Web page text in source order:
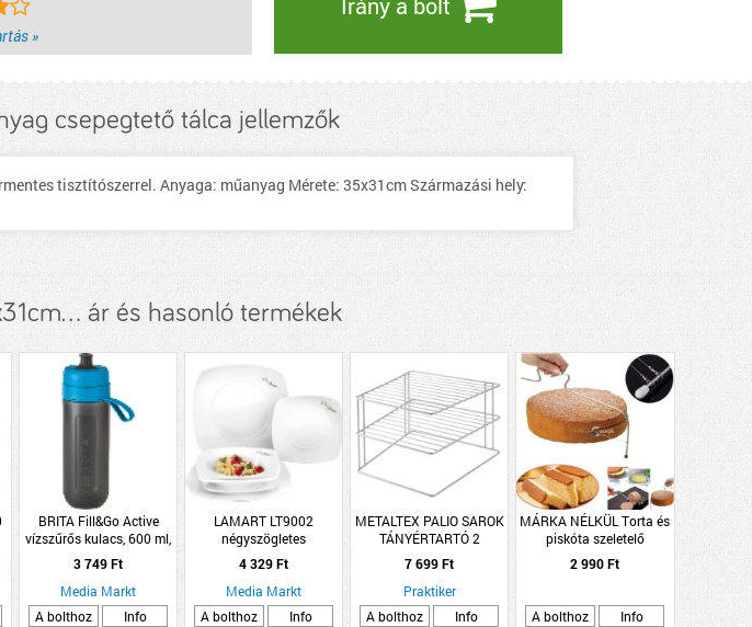
»
csepegtető tálca jellemzők
tisztítószerrel. Anyaga: műanyag Mérete: 35x31cm Származási hely:
ár és hasonló termékek
BRITA Fill&Go Active
vízszűrős kulacs, 600 ml,
kék
3 749 Ft
Media Markt
A bolthoz
Info
LAMART LT9002
négyszögletes
tányérkészlet, 6 db
4 329 Ft
Media Markt
A bolthoz
Info
METALTEX PALIO SAROK
TÁNYÉRTARTÓ 2
EMELETES
7 699 Ft
Praktiker
A bolthoz
Info
MÁRKA NÉLKÜL Torta és
piskóta szeletelő
2 990 Ft
A bolthoz Info